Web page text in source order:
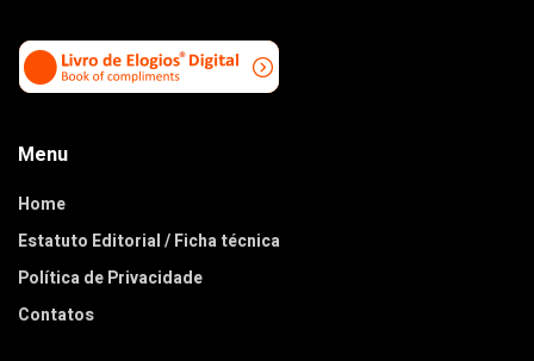
Menu
Home
Estatuto Editorial / Ficha técnica
Política de Privacidade
Contatos